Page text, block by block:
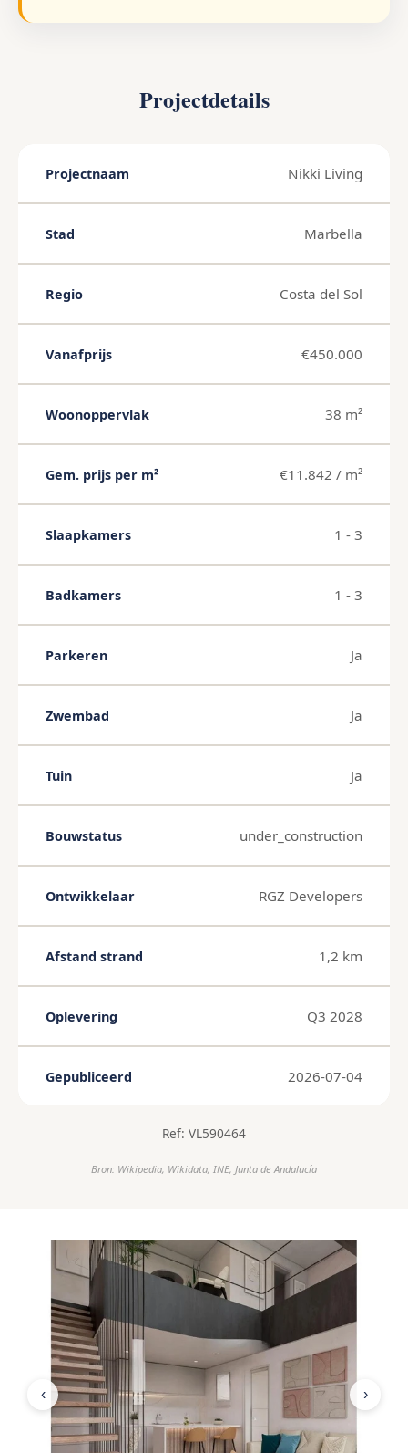
Projectdetails
Projectnaam Nikki Living
Stad Marbella
Regio Costa del Sol
Vanafprijs €450.000
Woonoppervlak 38 m²
Gem. prijs per m² €11.842 / m²
Slaapkamers 1 - 3
Badkamers 1 - 3
Parkeren Ja
Zwembad Ja
Tuin Ja
Bouwstatus under_construction
Ontwikkelaar RGZ Developers
Afstand strand 1,2 km
Oplevering Q3 2028
Gepubliceerd 2026-07-04
Ref: VL590464
Bron: Wikipedia, Wikidata, INE, Junta de Andalucía
‹ ›